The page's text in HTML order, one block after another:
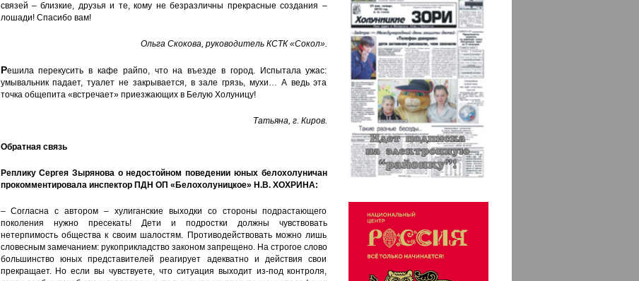
связей – близкие, друзья и те, кому не безразличны прекрасные создания –
лошади! Спасибо вам!
Ольга Скокова, руководитель КСТК «Сокол».
Решила перекусить в кафе райпо, что на въезде в город. Испытала ужас:
умывальник падает, туалет не закрывается, в зале грязь, мухи… А ведь эта
точка общепита «встречает» приезжающих в Белую Холуницу!
Татьяна, г. Киров.
Обратная связь
Реплику Сергея Зырянова о недостойном поведении юных белохолуничан
прокомментировала инспектор ПДН ОП «Белохолуницкое» Н.В. ХОХРИНА:
– Согласна с автором – хулиганские выходки со стороны подрастающего
поколения нужно пресекать! Дети и подростки должны чувствовать
нетерпимость общества к своим шалостям. Противодействовать можно лишь
словесным замечанием: рукоприкладство законом запрещено. На строгое слово
большинство юных представителей реагирует адекватно и действия свои
прекращает. Но если вы чувствуете, что ситуация выходит из-под контроля,